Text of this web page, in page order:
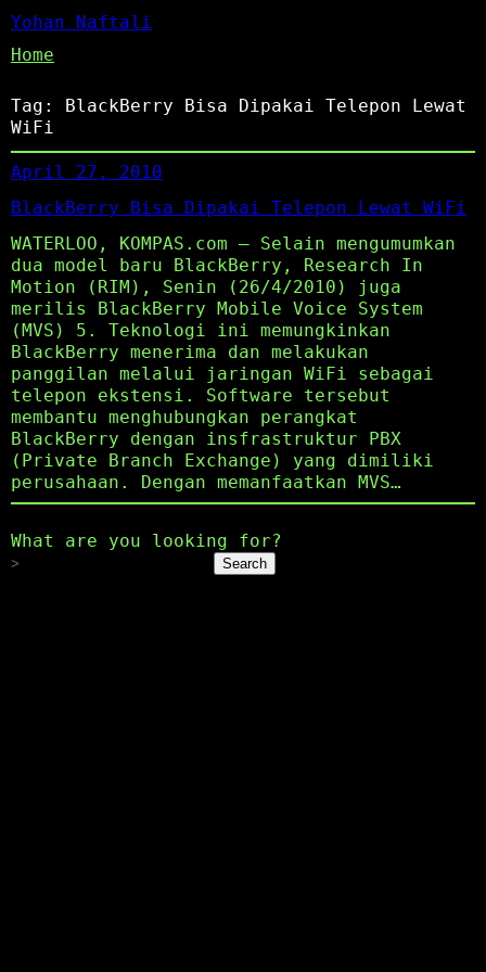
Yohan Naftali
Home
Tag:
BlackBerry Bisa Dipakai Telepon Lewat
WiFi
April 27, 2010
BlackBerry Bisa Dipakai Telepon Lewat WiFi
WATERLOO, KOMPAS.com – Selain mengumumkan
dua model baru BlackBerry, Research In
Motion (RIM), Senin (26/4/2010) juga
merilis BlackBerry Mobile Voice System
(MVS) 5. Teknologi ini memungkinkan
BlackBerry menerima dan melakukan
panggilan melalui jaringan WiFi sebagai
telepon ekstensi. Software tersebut
membantu menghubungkan perangkat
BlackBerry dengan insfrastruktur PBX
(Private Branch Exchange) yang dimiliki
perusahaan. Dengan memanfaatkan MVS…
What are you looking for?
Search